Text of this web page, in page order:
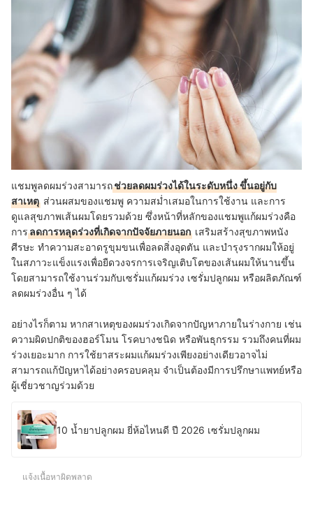
แชมพูลดผมร่วงสามารถช่วยลดผมร่วงได้ในระดับหนึ่ง ขึ้นอยู่กับ
สาเหตุ ส่วนผสมของแชมพู ความสม่ำเสมอในการใช้งาน และการ
ดูแลสุขภาพเส้นผมโดยรวมด้วย ซึ่งหน้าที่หลักของแชมพูแก้ผมร่วงคือ
การลดการหลุดร่วงที่เกิดจากปัจจัยภายนอก เสริมสร้างสุขภาพหนัง
ศีรษะ ทำความสะอาดรูขุมขนเพื่อลดสิ่งอุดตัน และบำรุงรากผมให้อยู่
ในสภาวะแข็งแรงเพื่อยืดวงจรการเจริญเติบโตของเส้นผมให้นานขึ้น
โดยสามารถใช้งานร่วมกับเซรั่มแก้ผมร่วง เซรั่มปลูกผม หรือผลิตภัณฑ์
ลดผมร่วงอื่น ๆ ได้
อย่างไรก็ตาม หากสาเหตุของผมร่วงเกิดจากปัญหาภายในร่างกาย เช่น
ความผิดปกติของฮอร์โมน โรคบางชนิด หรือพันธุกรรม รวมถึงคนที่ผม
ร่วงเยอะมาก การใช้ยาสระผมแก้ผมร่วงเพียงอย่างเดียวอาจไม่
สามารถแก้ปัญหาได้อย่างครอบคลุม จำเป็นต้องมีการปรึกษาแพทย์หรือ
ผู้เชี่ยวชาญร่วมด้วย
10 น้ำยาปลูกผม ยี่ห้อไหนดี ปี 2026 เซรั่มปลูกผม
แจ้งเนื้อหาผิดพลาด